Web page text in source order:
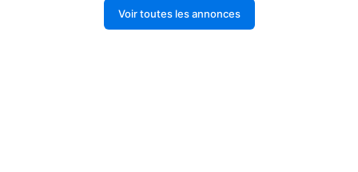
Voir toutes les annonces